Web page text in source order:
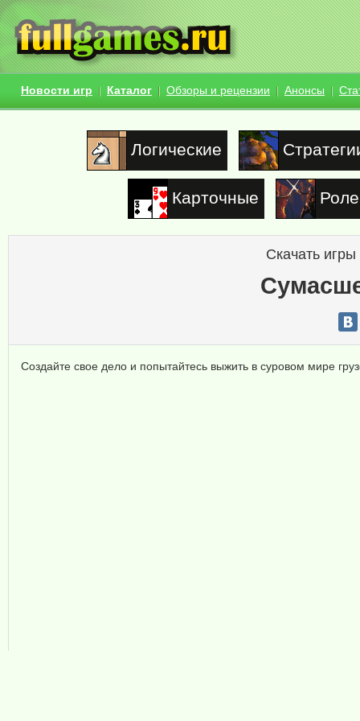
Новости игр Каталог Обзоры и рецензии Анонсы
Логические
Карточные
Скачать
Создайте свое дело и попытайтесь выжить в суровом мире